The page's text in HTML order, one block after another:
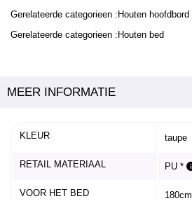
Gerelateerde categorieen :Houten hoofdbord
Gerelateerde categorieen :Houten bed
MEER INFORMATIE
KLEUR taupe
RETAIL MATERIAAL PU *
VOOR HET BED 180cm